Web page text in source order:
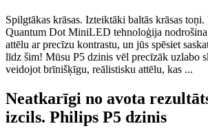
Spilgtākas krāsas. Izteiktāki baltās krāsas
Quantum Dot MiniLED tehnoloģija nodrošina
attēlu ar precīzu kontrastu, un jūs spēsiet
līdz šim! Mūsu P5 dzinis vēl precīzāk uzlabo
veidojot brīnišķīgu, reālistisku attēlu, kas ...
Neatkarīgi no avota
izcils. Philips P5 dzinis